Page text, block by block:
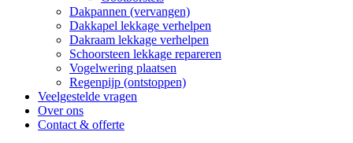
Dakpannen (vervangen)
Dakkapel lekkage verhelpen
Dakraam lekkage verhelpen
Schoorsteen lekkage repareren
Vogelwering plaatsen
Regenpijp (ontstoppen)
Veelgestelde vragen
Over ons
Contact & offerte